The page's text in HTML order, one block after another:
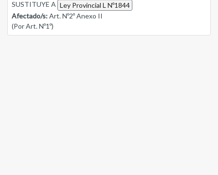
SUSTITUYE A Ley Provincial L Nº1844
Afectado/s:Art. Nº2º Anexo II
(Por Art. Nº1º)